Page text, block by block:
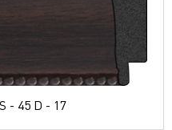
- 45 D - 17